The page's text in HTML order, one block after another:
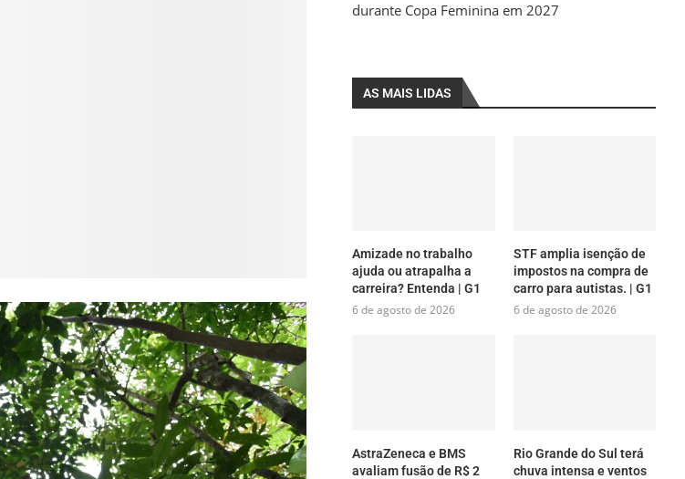
durante Copa Feminina em 2027
AS MAIS LIDAS
Amizade no trabalho
ajuda ou atrapalha a
carreira? Entenda | G1
6 de agosto de 2026
STF amplia isenção de
impostos na compra de
carro para autistas. | G1
6 de agosto de 2026
AstraZeneca e BMS
avaliam fusão de R$ 2
Rio Grande do Sul terá
chuva intensa e ventos